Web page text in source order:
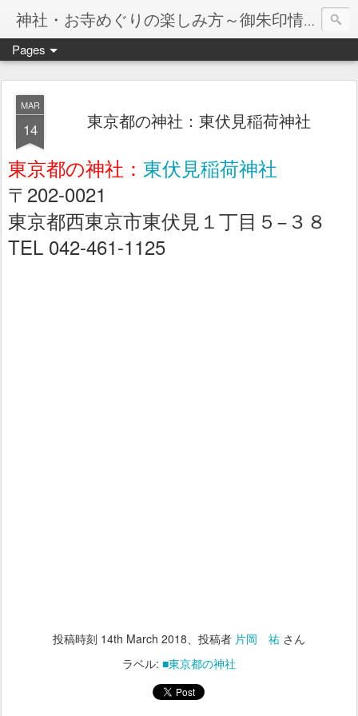
神社・お寺めぐりの楽しみ方～御朱印情報マップ～
Pages
MAR
14 東京都の神社：東伏見稲荷神社
東京都の神社： 東伏見稲荷神社
〒202-0021
東京都西東京市東伏見１丁目５−３８
TEL 042-461-1125
投稿時刻 14th March 2018、投稿者 片岡 祐 さん
ラベル: ■東京都の神社